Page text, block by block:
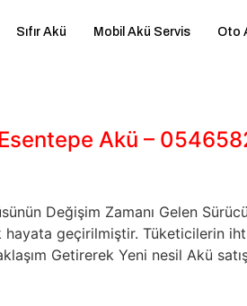
Sıfır Akü Mobil Akü Servis Oto
Esentepe Akü –
Değişim Zamanı Gelen
hayata geçirilmiştir. Tüketicilerin
Getirerek Yeni nesil Akü